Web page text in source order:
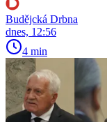
Budějcká Drbna
dnes, 12:56
4 min